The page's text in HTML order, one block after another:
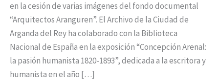
en la cesión de varias imágenes del fondo documental
“Arquitectos Aranguren”. El Archivo de la Ciudad de
Arganda del Rey ha colaborado con la Biblioteca
Nacional de España en la exposición “Concepción Arenal:
la pasión humanista 1820-1893”, dedicada a la escritora y
humanista en el año […]